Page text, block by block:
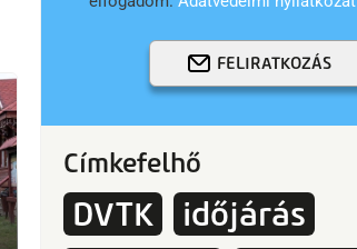
FELIRATKOZÁS
Címkefelhő
DVTK időjárás